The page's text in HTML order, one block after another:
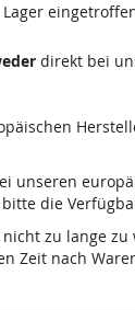
direkt bei
die
zu lange zu
Zeit nach